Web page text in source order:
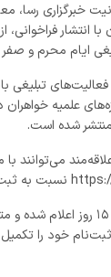
خبرگزاری رسا،
انتشار فراخوانی،
ایام محرم و
تبلیغی
علمیه خواهران
شده است.
می‌توانند با
مهلت ثبت‌نام در این فراخوان ۱۵